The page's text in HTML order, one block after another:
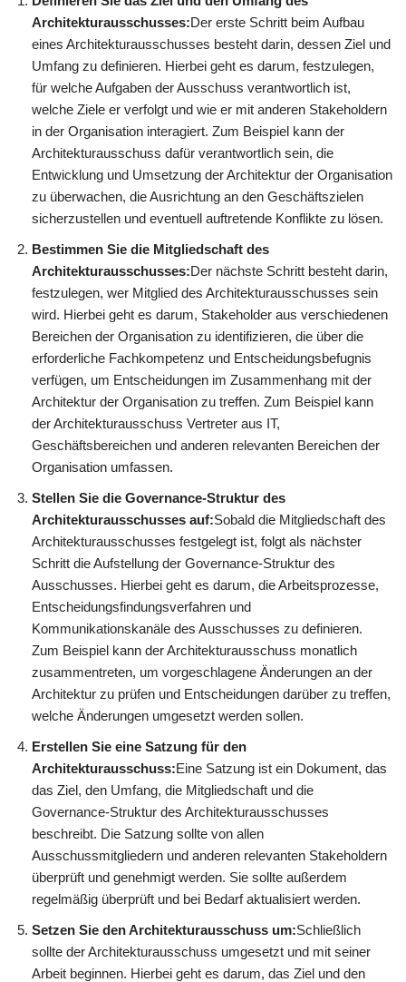
Architekturausschusses:Der erste Schritt beim Aufbau
eines Architekturausschusses besteht darin, dessen Ziel und
Umfang zu definieren. Hierbei geht es darum, festzulegen,
für welche Aufgaben der Ausschuss verantwortlich ist,
welche Ziele er verfolgt und wie er mit anderen Stakeholdern
in der Organisation interagiert. Zum Beispiel kann der
Architekturausschuss dafür verantwortlich sein, die
Entwicklung und Umsetzung der Architektur der Organisation
zu überwachen, die Ausrichtung an den Geschäftszielen
sicherzustellen und eventuell auftretende Konflikte zu lösen.
Bestimmen Sie die Mitgliedschaft des
Architekturausschusses:Der nächste Schritt besteht darin,
festzulegen, wer Mitglied des Architekturausschusses sein
wird. Hierbei geht es darum, Stakeholder aus verschiedenen
Bereichen der Organisation zu identifizieren, die über die
erforderliche Fachkompetenz und Entscheidungsbefugnis
verfügen, um Entscheidungen im Zusammenhang mit der
Architektur der Organisation zu treffen. Zum Beispiel kann
der Architekturausschuss Vertreter aus IT,
Geschäftsbereichen und anderen relevanten Bereichen der
Organisation umfassen.
Stellen Sie die Governance-Struktur des
Architekturausschusses auf:Sobald die Mitgliedschaft des
Architekturausschusses festgelegt ist, folgt als nächster
Schritt die Aufstellung der Governance-Struktur des
Ausschusses. Hierbei geht es darum, die Arbeitsprozesse,
Entscheidungsfindungsverfahren und
Kommunikationskanäle des Ausschusses zu definieren.
Zum Beispiel kann der Architekturausschuss monatlich
zusammentreten, um vorgeschlagene Änderungen an der
Architektur zu prüfen und Entscheidungen darüber zu treffen,
welche Änderungen umgesetzt werden sollen.
Erstellen Sie eine Satzung für den
Architekturausschuss:Eine Satzung ist ein Dokument, das
das Ziel, den Umfang, die Mitgliedschaft und die
Governance-Struktur des Architekturausschusses
beschreibt. Die Satzung sollte von allen
Ausschussmitgliedern und anderen relevanten Stakeholdern
überprüft und genehmigt werden. Sie sollte außerdem
regelmäßig überprüft und bei Bedarf aktualisiert werden.
Setzen Sie den Architekturausschuss um:Schließlich
sollte der Architekturausschuss umgesetzt und mit seiner
Arbeit beginnen. Hierbei geht es darum, das Ziel und den